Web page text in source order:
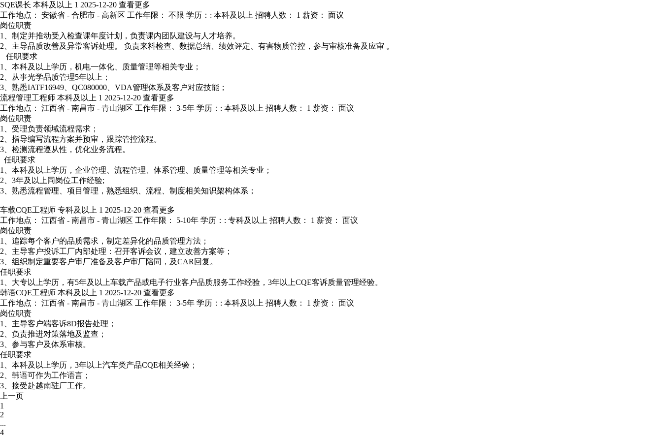
SQE课长 本科及以上 1 2025-12-20 查看更多
工作地点： 安徽省 - 合肥市 - 高新区 工作年限： 不限 学历：: 本科及以上 招聘人数： 1 薪资： 面议
岗位职责
1、制定并推动受入检查课年度计划，负责课内团队建设与人才培养。
2、主导品质改善及异常客诉处理。 负责来料检查、数据总结、绩效评定、有害物质管控，参与审核准备及应审 。
任职要求
1、本科及以上学历，机电一体化、质量管理等相关专业；
2、从事光学品质管理5年以上；
3、熟悉IATF16949、QC080000、VDA管理体系及客户对应技能；
流程管理工程师 本科及以上 1 2025-12-20 查看更多
工作地点： 江西省 - 南昌市 - 青山湖区 工作年限： 3-5年 学历：: 本科及以上 招聘人数： 1 薪资： 面议
岗位职责
1、受理负责领域流程需求；
2、指导编写流程方案并预审，跟踪管控流程。
3、检测流程遵从性，优化业务流程。
任职要求
1、本科及以上学历，企业管理、流程管理、体系管理、质量管理等相关专业；
2、3年及以上同岗位工作经验;
3、熟悉流程管理、项目管理，熟悉组织、流程、制度相关知识架构体系；
车载CQE工程师 专科及以上 1 2025-12-20 查看更多
工作地点： 江西省 - 南昌市 - 青山湖区 工作年限： 5-10年 学历：: 专科及以上 招聘人数： 1 薪资： 面议
岗位职责
1、追踪每个客户的品质需求，制定差异化的品质管理方法；
2、主导客户投诉工厂内部处理：召开客诉会议，建立改善方案等；
3、组织制定重要客户审厂准备及客户审厂陪同，及CAR回复。
任职要求
1、大专以上学历，有5年及以上车载产品或电子行业客户品质服务工作经验，3年以上CQE客诉质量管理经验。
韩语CQE工程师 本科及以上 1 2025-12-20 查看更多
工作地点： 江西省 - 南昌市 - 青山湖区 工作年限： 3-5年 学历：: 本科及以上 招聘人数： 1 薪资： 面议
岗位职责
1、主导客户端客诉8D报告处理；
2、负责推进对策落地及监查；
3、参与客户及体系审核。
任职要求
1、本科及以上学历，3年以上汽车类产品CQE相关经验；
2、韩语可作为工作语言；
3、接受赴越南驻厂工作。
上一页
1
2
...
4